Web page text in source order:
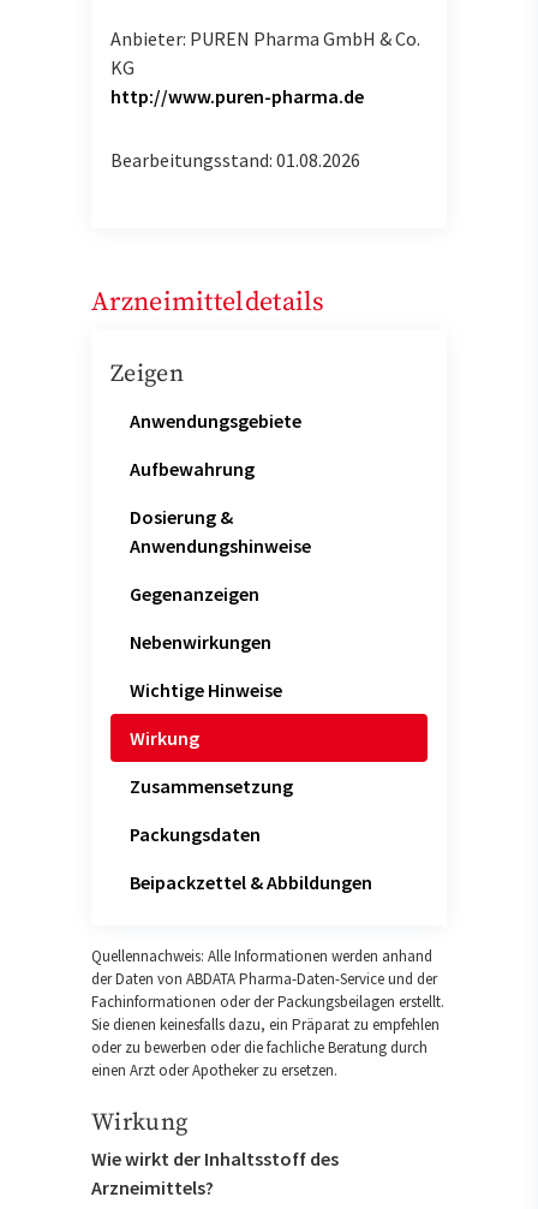
Anbieter: PUREN Pharma GmbH & Co.
KG
http://www.puren-pharma.de
Bearbeitungsstand: 01.08.2026
Arzneimitteldetails
Zeigen
Anwendungsgebiete
Aufbewahrung
Dosierung &
Anwendungshinweise
Gegenanzeigen
Nebenwirkungen
Wichtige Hinweise
Wirkung
Zusammensetzung
Packungsdaten
Beipackzettel & Abbildungen
Quellennachweis: Alle Informationen werden anhand
der Daten von ABDATA Pharma-Daten-Service und der
Fachinformationen oder der Packungsbeilagen erstellt.
Sie dienen keinesfalls dazu, ein Präparat zu empfehlen
oder zu bewerben oder die fachliche Beratung durch
einen Arzt oder Apotheker zu ersetzen.
Wirkung
Wie wirkt der Inhaltsstoff des
Arzneimittels?